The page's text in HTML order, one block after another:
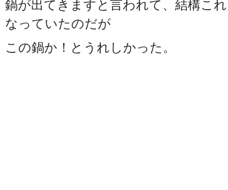
鍋が出てきますと言われて、結構こ
なっていたのだが
この鍋か！とうれしかった。